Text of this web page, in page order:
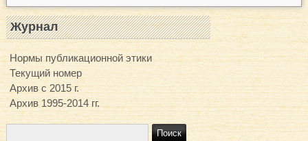
Журнал
Нормы публикационной этики
Текущий номер
Архив с 2015 г.
Архив 1995-2014 гг.